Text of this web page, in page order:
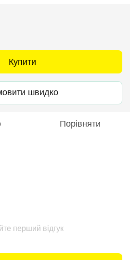
Купити
швидко
Порівняти
перший відгук